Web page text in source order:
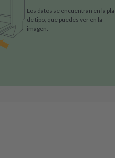
Los datos se encuentran en la
de tipo, que puedes ver en la
imagen.